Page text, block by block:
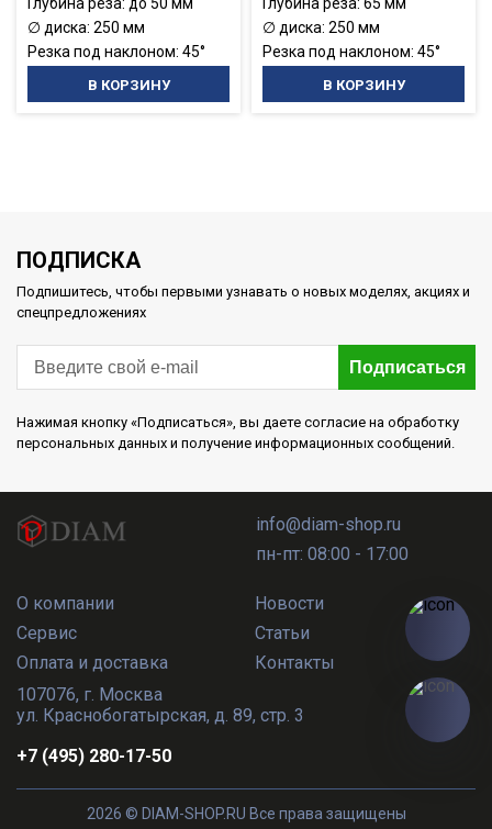
∅ диска: 250 мм
Резка под наклоном: 45°
В КОРЗИНУ
∅ диска: 250 мм
Резка под наклоном: 45°
В КОРЗИНУ
ПОДПИСКА
Подпишитесь, чтобы первыми узнавать о новых моделях, акциях и
спецпредложениях
Подписаться
Нажимая кнопку «Подписаться», вы даете согласие на обработку
персональных данных и получение информационных сообщений.
О компании
Сервис
Оплата и доставка
Новости
Статьи
Контакты
info@diam-shop.ru
пн-пт: 08:00 - 17:00
107076, г. Москва
ул. Краснобогатырская, д. 89, стр. 3
+7 (495) 280-17-50
2026 © DIAM-SHOP.RU Все права защищены